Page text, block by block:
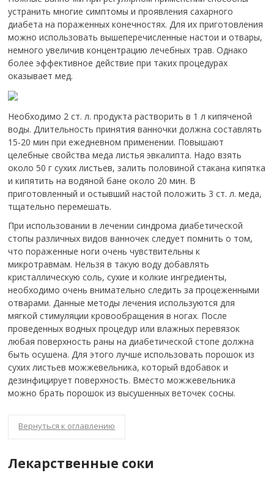
устранить многие симптомы и проявления сахарного
диабета на пораженных конечностях. Для их приготовления
можно использовать вышеперечисленные настои и отвары,
немного увеличив концентрацию лечебных трав. Однако
более эффективное действие при таких процедурах
оказывает мед.
Необходимо 2 ст. л. продукта растворить в 1 л кипяченой
воды. Длительность принятия ванночки должна составлять
15-20 мин при ежедневном применении. Повышают
целебные свойства меда листья эвкалипта. Надо взять
около 50 г сухих листьев, залить половиной стакана кипятка
и кипятить на водяной бане около 20 мин. В
приготовленный и остывший настой положить 3 ст. л. меда,
тщательно перемешать.
При использовании в лечении синдрома диабетической
стопы различных видов ванночек следует помнить о том,
что пораженные ноги очень чувствительны к
микротравмам. Нельзя в такую воду добавлять
кристаллическую соль, сухие и колкие ингредиенты,
необходимо очень внимательно следить за процеженными
отварами. Данные методы лечения используются для
мягкой стимуляции кровообращения в ногах. После
проведенных водных процедур или влажных перевязок
любая поверхность раны на диабетической стопе должна
быть осушена. Для этого лучше использовать порошок из
сухих листьев можжевельника, который вдобавок и
дезинфицирует поверхность. Вместо можжевельника
можно брать порошок из высушенных веточек сосны.
Вернуться к оглавлению
Лекарственные соки